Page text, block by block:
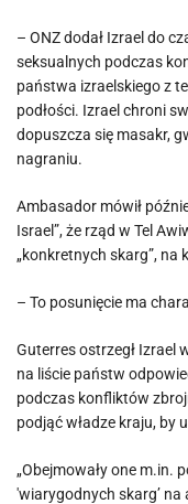
– ONZ dodał Izrael do
seksualnych podczas
państwa izraelskiego z
podłości. Izrael chroni
dopuszcza się masakr,
nagraniu.
Ambasador mówił
Israel”, że rząd w Tel
„konkretnych skarg”, na
– To posunięcie ma
Guterres ostrzegł Izrael
na liście państw
podczas konfliktów
podjąć władze kraju, by
„Obejmowały one m.in.
'wiarygodnych skarg’